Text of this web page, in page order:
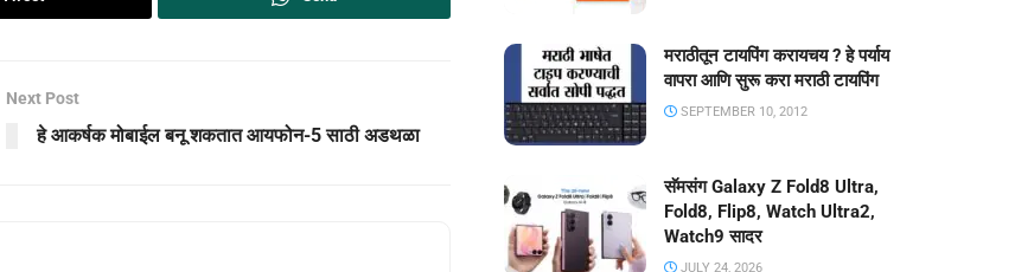
Next Post
हे आकर्षक मोबाईल बनू शकतात आयफोन-5 साठी अडथळा
मराठीतून टायपिंग करायचय ? हे पर्याय
वापरा आणि सुरू करा मराठी टायपिंग
SEPTEMBER 10, 2012
सॅमसंग Galaxy Z Fold8 Ultra,
Fold8, Flip8, Watch Ultra2,
Watch9 सादर
JULY 24, 2026